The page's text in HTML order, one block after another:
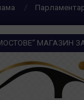
МАГАЗИН